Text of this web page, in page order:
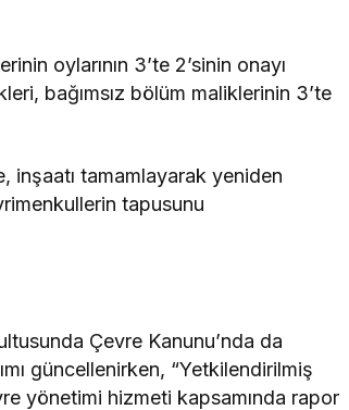
oylarının 3’te 2’sinin onayı
bağımsız bölüm maliklerinin 3’te
inşaatı tamamlayarak yeniden
tapusunu
Çevre Kanunu’nda da
güncellenirken, “Yetkilendirilmiş
yönetimi hizmeti kapsamında rapor